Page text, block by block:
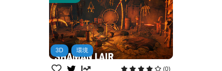
3D 環境
(0)